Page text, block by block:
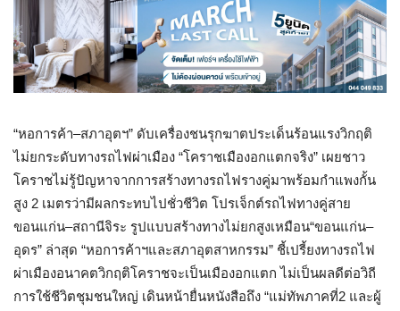
“หอการค้า–สภาอุตฯ” ดับเครื่องชนรุกฆาตประเด็นร้อนแรงวิกฤติ
ไม่ยกระดับทางรถไฟผ่าเมือง “โคราชเมืองอกแตกจริง” เผยชาว
โคราชไม่รู้ปัญหาจากการสร้างทางรถไฟรางคู่มาพร้อมกำแพงกั้น
สูง 2 เมตรว่ามีผลกระทบไปชั่วชีวิต โปรเจ็กต์รถไฟทางคู่สาย
ขอนแก่น–สถานีจิระ รูปแบบสร้างทางไม่ยกสูงเหมือน“ขอนแก่น–
อุดร” ล่าสุด “หอการค้าฯและสภาอุตสาหกรรม” ชี้เปรี้ยงทางรถไฟ
ผ่าเมืองอนาคตวิกฤติโคราชจะเป็นเมืองอกแตก ไม่เป็นผลดีต่อวิถี
การใช้ชีวิตชุมชนใหญ่ เดินหน้ายื่นหนังสือถึง “แม่ทัพภาคที่2 และผู้